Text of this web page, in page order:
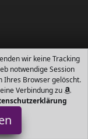
wir keine Tracking
notwendige Session
Ihres Browser gelöscht.
Verbindung zu